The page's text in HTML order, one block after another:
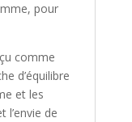
pour
comme
d’équilibre
et les
l’envie de